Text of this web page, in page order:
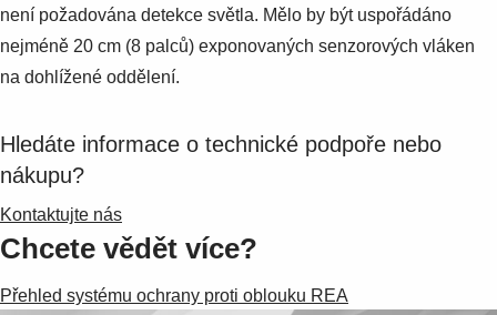
Suggestions
Products
See more products
Shopping list preview
0
není požadována detekce světla. Mělo by být uspořádáno
nejméně 20 cm (8 palců) exponovaných senzorových vláken
na dohlížené oddělení.
Hledáte informace o technické podpoře nebo
nákupu?
Kontaktujte nás
Chcete vědět více?
Přehled systému ochrany proti oblouku REA